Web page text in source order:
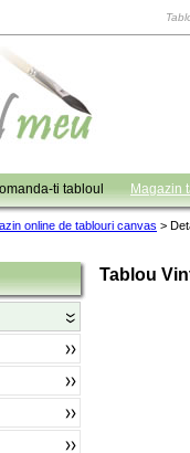
ti tabloul Magazin
online de tablouri canvas >
Tablou